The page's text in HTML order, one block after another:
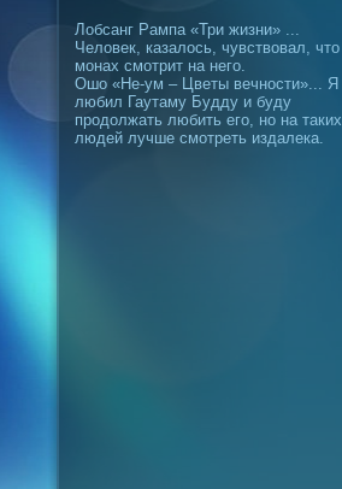
Лобсанг Рампа «Три жизни» ...
Человек, казалось, чувствовал, что
монах смотрит на него.
Ошо «Не-ум – Цветы вечности»... Я
любил Гаутаму Будду и буду
продолжать любить его, но на таких
людей лучше смотреть издалека.